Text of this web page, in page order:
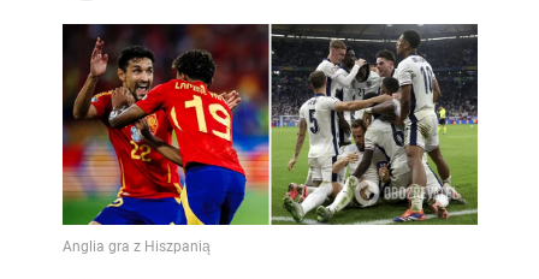
Anglia gra z Hiszpanią